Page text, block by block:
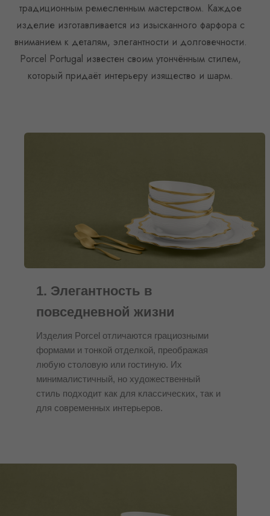
традиционным ремесленным мастерством. Каждое
изделие изготавливается из изысканного фарфора с
вниманием к деталям, элегантности и долговечности.
Porcel Portugal известен своим утончённым стилем,
который придаёт интерьеру изящество и шарм.
1. Элегантность в
повседневной жизни
Изделия Porcel отличаются грациозными
формами и тонкой отделкой, преображая
любую столовую или гостиную. Их
минималистичный, но художественный
стиль подходит как для классических, так и
для современных интерьеров.